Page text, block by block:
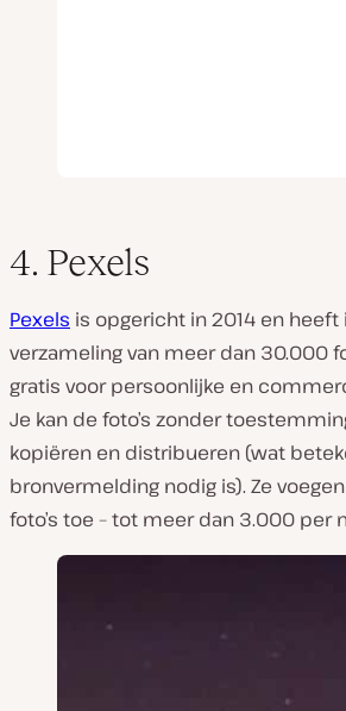
4. Pexels
Pexels is opgericht in 2014 en
verzameling van meer dan 30.000
gratis voor persoonlijke en
Je kan de foto’s zonder
kopiëren en distribueren (wat
bronvermelding nodig is). Ze
foto’s toe – tot meer dan 3.000 per